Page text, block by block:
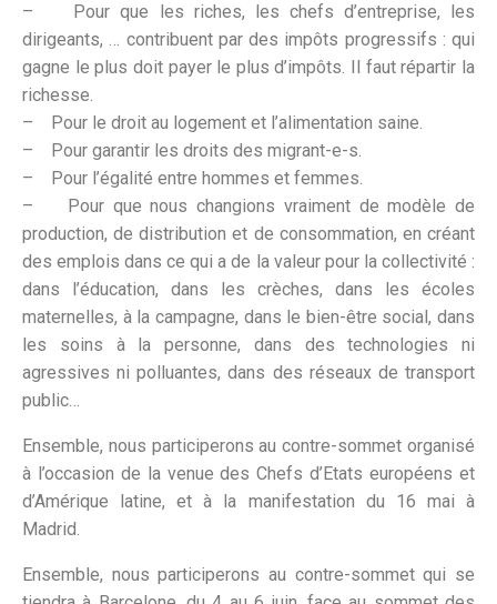
– Pour que les riches, les chefs d’entreprise, les
dirigeants, … contribuent par des impôts progressifs : qui
gagne le plus doit payer le plus d’impôts. Il faut répartir la
richesse.
– Pour le droit au logement et l’alimentation saine.
– Pour garantir les droits des migrant-e-s.
– Pour l’égalité entre hommes et femmes.
– Pour que nous changions vraiment de modèle de
production, de distribution et de consommation, en créant
des emplois dans ce qui a de la valeur pour la collectivité :
dans l’éducation, dans les crèches, dans les écoles
maternelles, à la campagne, dans le bien-être social, dans
les soins à la personne, dans des technologies ni
agressives ni polluantes, dans des réseaux de transport
public…
Ensemble, nous participerons au contre-sommet organisé
à l’occasion de la venue des Chefs d’Etats européens et
d’Amérique latine, et à la manifestation du 16 mai à
Madrid.
Ensemble, nous participerons au contre-sommet qui se